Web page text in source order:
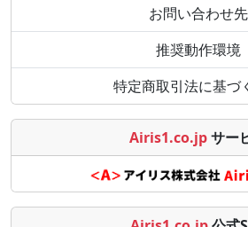
お問い合わせ先
推奨動作環境
特定商取引法に基づ
Airis1.co.jpサー